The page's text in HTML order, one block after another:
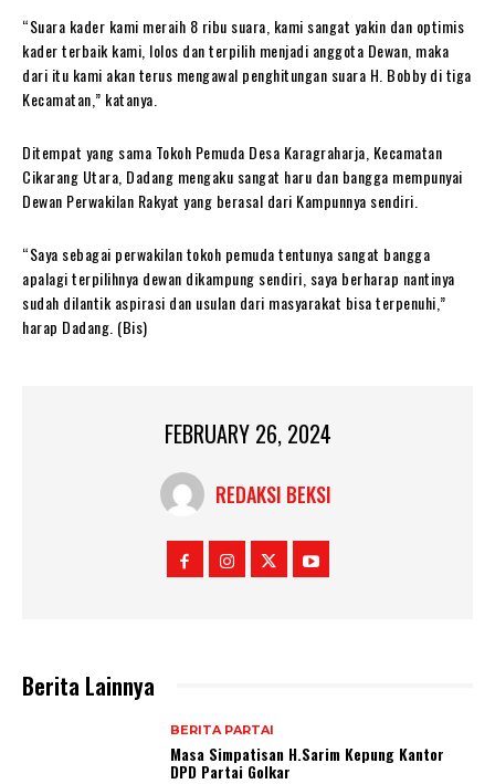
“Suara kader kami meraih 8 ribu suara, kami sangat yakin dan optimis
kader terbaik kami, lolos dan terpilih menjadi anggota Dewan, maka
dari itu kami akan terus mengawal penghitungan suara H. Bobby di tiga
Kecamatan,” katanya.
Ditempat yang sama Tokoh Pemuda Desa Karagraharja, Kecamatan
Cikarang Utara, Dadang mengaku sangat haru dan bangga mempunyai
Dewan Perwakilan Rakyat yang berasal dari Kampunnya sendiri.
“Saya sebagai perwakilan tokoh pemuda tentunya sangat bangga
apalagi terpilihnya dewan dikampung sendiri, saya berharap nantinya
sudah dilantik aspirasi dan usulan dari masyarakat bisa terpenuhi,”
harap Dadang. (Bis)
FEBRUARY 26, 2024
REDAKSI BEKSI
Berita Lainnya
BERITA PARTAI
Masa Simpatisan H.Sarim Kepung Kantor
DPD Partai Golkar